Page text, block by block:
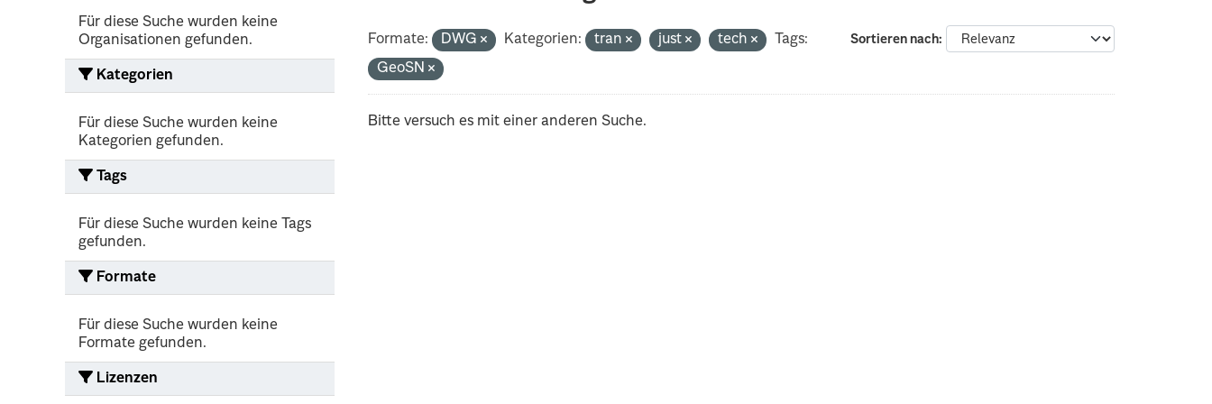
Für diese Suche wurden keine
Organisationen gefunden.
Kategorien
Für diese Suche wurden keine
Kategorien gefunden.
Tags
Für diese Suche wurden keine Tags
gefunden.
Formate
Für diese Suche wurden keine
Formate gefunden.
Lizenzen
Sortieren nach
Formate: DWG Kategorien: tran just tech
Tags:
GeoSN
Bitte versuch es mit einer anderen Suche.